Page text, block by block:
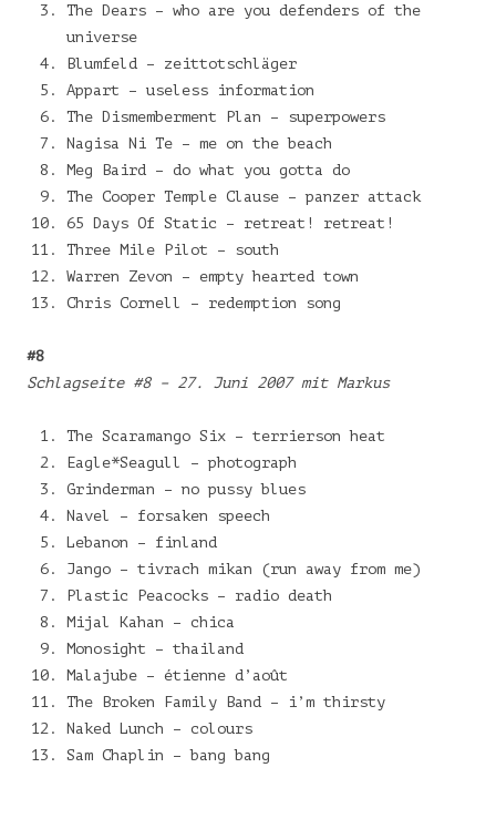
The Dears – who are you defenders of the
universe
Blumfeld – zeittotschläger
Appart – useless information
The Dismemberment Plan – superpowers
Nagisa Ni Te – me on the beach
Meg Baird – do what you gotta do
The Cooper Temple Clause – panzer attack
65 Days Of Static – retreat! retreat!
Three Mile Pilot – south
Warren Zevon – empty hearted town
Chris Cornell – redemption song
#8
Schlagseite #8 – 27. Juni 2007 mit Markus
The Scaramango Six – terrierson heat
Eagle*Seagull – photograph
Grinderman – no pussy blues
Navel – forsaken speech
Lebanon – finland
Jango – tivrach mikan (run away from me)
Plastic Peacocks – radio death
Mijal Kahan – chica
Monosight – thailand
Malajube – étienne d’août
The Broken Family Band – i’m thirsty
Naked Lunch – colours
Sam Chaplin – bang bang